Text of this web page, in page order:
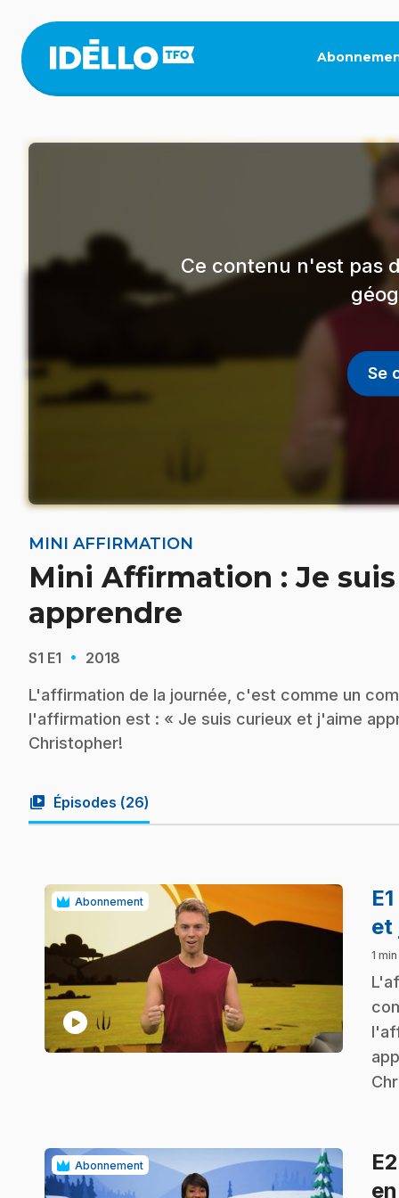
contenu
principal
Ce contenu n'est pas
Se
MINI AFFIRMATION
Mini Affirmation : Je
apprendre
S1 E1 · 2018
L'affirmation de la journée, c'est comme un
l'affirmation est : « Je suis curieux et j'aime
Christopher!
video_library Épisodes (26)
Abonnement
play_circle
E1
et
1
.
Abonnement E2